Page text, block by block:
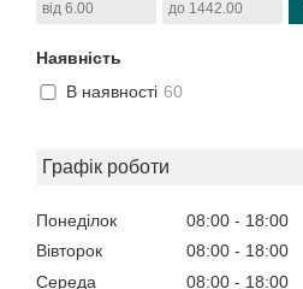
Наявність
В наявності 60
Графік роботи
Понеділок 08:00
18:00
Вівторок
08:00
18:00
Середа
08:00
18:00